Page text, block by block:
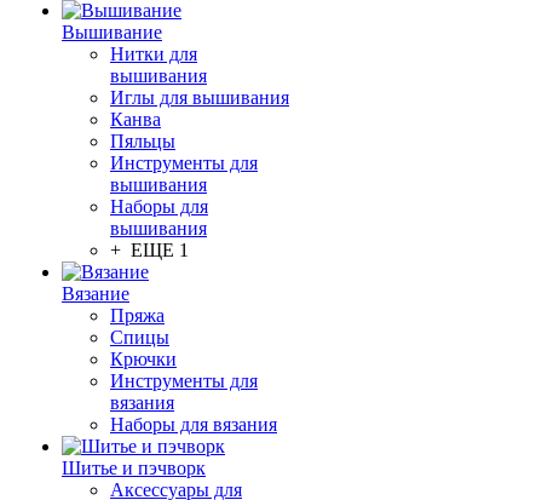
Вышивание
Нитки для
вышивания
Иглы для вышивания
Канва
Пяльцы
Инструменты для
вышивания
Наборы для
вышивания
+ ЕЩЕ 1
Вязание
Пряжа
Спицы
Крючки
Инструменты для
вязания
Наборы для вязания
Шитье и пэчворк
Аксессуары для